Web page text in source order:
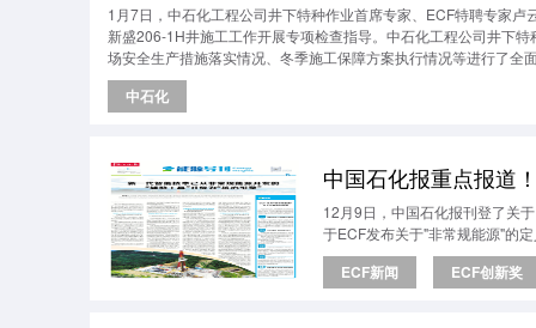
1月7日，中石化工程公司井下特种作业首席专家、ECF特聘专家
新盛206-1H井施工工作开展专项检查指导。中石化工程公司井下
场安全生产措施落实情况、冬季施工保障方案执行情况等进行了全
中石化
中国石化报重点报道
12月9日，中国石化报刊登了关
于ECF发布关于"非常规能源"的
ECF新闻 ECF创新奖